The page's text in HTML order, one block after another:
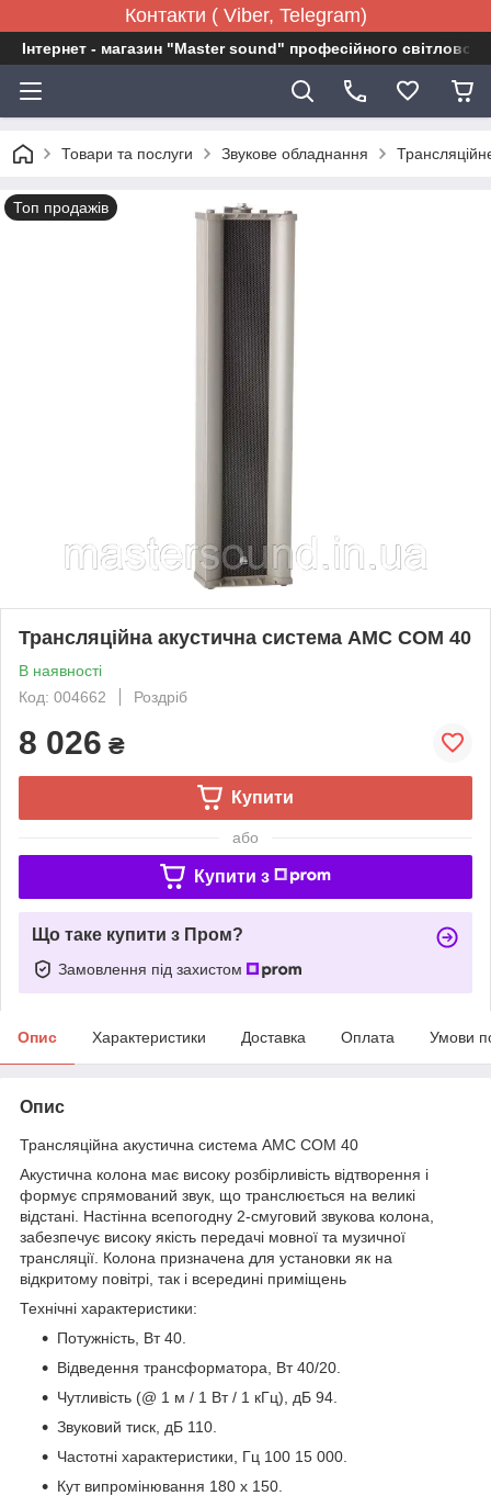
Контакти ( Viber, Telegram)
Інтернет - магазин "Master sound" професійного
Товари та послуги Звукове обладнання
Топ продажів
Трансляційна акустична система AMC COM 40
В наявності
Код: 004662
Роздріб
8 026 ₴
Купити
або
Купити з
Що таке купити з Пром?
Замовлення під захистом
Опис Характеристики Доставка Оплата Умови
Опис
Трансляційна акустична система AMC COM 40
Акустична колона має високу розбірливість відтворення і
формує спрямований звук, що транслюється на великі
відстані. Настінна всепогодну 2-смуговий звукова колона,
забезпечує високу якість передачі мовної та музичної
трансляції. Колона призначена для установки як на
відкритому повітрі, так і всередині приміщень
Технічні характеристики:
Потужність, Вт 40.
Відведення трансформатора, Вт 40/20.
Чутливість (@ 1 м / 1 Вт / 1 кГц), дБ 94.
Звуковий тиск, дБ 110.
Частотні характеристики, Гц 100 15 000.
Кут випромінювання 180 x 150.